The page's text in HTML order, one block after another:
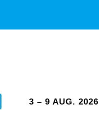
3 – 9 AUG. 2026